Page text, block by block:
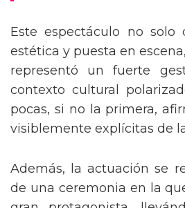
Este espectáculo no solo
estética y puesta en
representó un fuerte
contexto cultural
pocas, si no la primera,
visiblemente explícitas de la
Además, la actuación se
de una ceremonia en la